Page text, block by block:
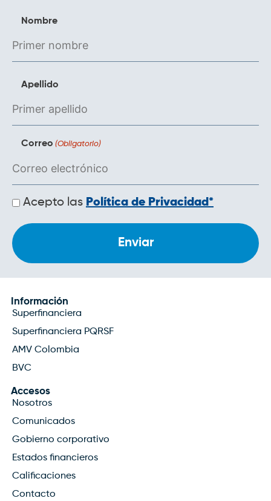
Nombre
Apellido
Correo (Obligatorio)
Políticas
de
Acepto las Política de Privacidad*
Información
Superfinanciera
Superfinanciera PQRSF
AMV Colombia
BVC
Accesos
Nosotros
Comunicados
Gobierno corporativo
Estados financieros
Calificaciones
Contacto